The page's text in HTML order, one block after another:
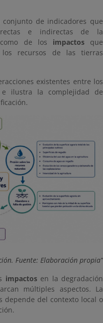
de indicadores que
e indirectas de la
de los impactosque
los recursos de las tierras
existentes entre los
ilustra la complejidad de
Fuente: Elaboración propia
impactosen la degradación
múltiples aspectos. La
depende del contexto local o